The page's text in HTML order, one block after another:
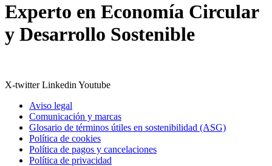
Experto en Economía Circular
y Desarrollo Sostenible
X-twitter Linkedin Youtube
Aviso legal
Comunicación y marcas
Glosario de términos útiles en sostenibilidad (ASG)
Política de cookies
Política de pagos y cancelaciones
Política de privacidad